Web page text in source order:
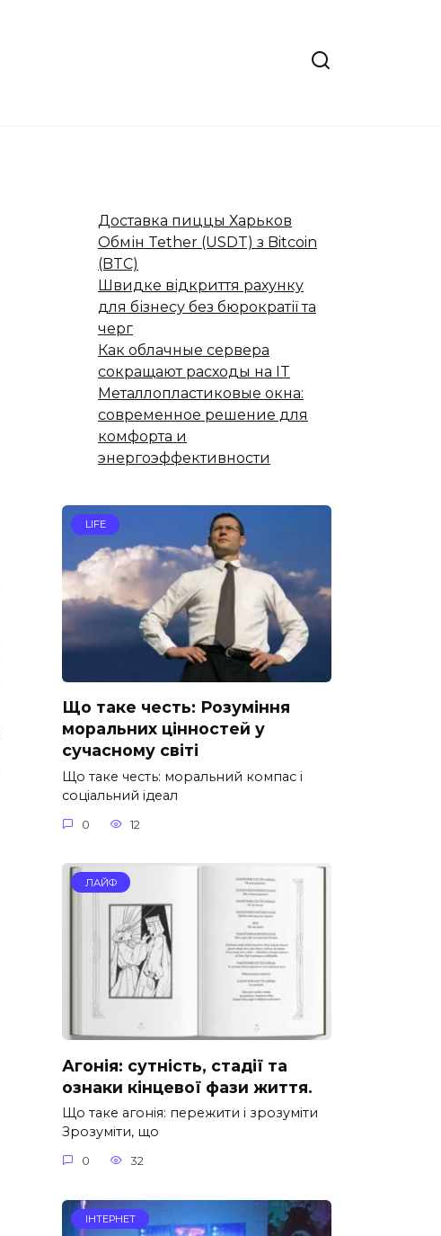
Доставка пиццы Харьков
Обмін Tether (USDT) з Bitcoin
(BTC)
Швидке відкриття рахунку
для бізнесу без бюрократії та
черг
Как облачные сервера
сокращают расходы на IT
Металлопластиковые окна:
современное решение для
комфорта и
энергоэффективности
LIFE
Що таке честь: Розуміння
моральних цінностей у
сучасному світі
Що таке честь: моральний компас і
соціальний ідеал
0 12
ЛАЙФ
Агонія: сутність, стадії та
ознаки кінцевої фази життя.
Що таке агонія: пережити і зрозуміти
Зрозуміти, що
0 32
ІНТЕРНЕТ